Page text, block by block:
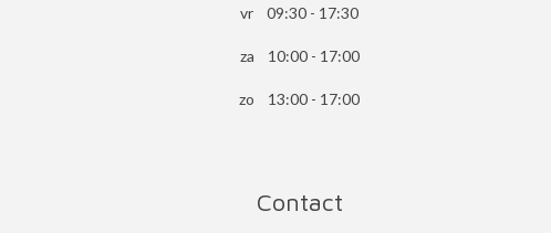
vr 09:30 - 17:30
za 10:00 - 17:00
zo 13:00 - 17:00
Contact